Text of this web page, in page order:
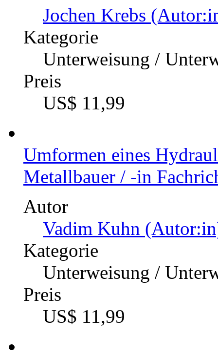
Jochen Krebs
Kategorie
Unterweisung /
Preis
US$ 11,99
Umformen eines
Metallbauer / -in
Autor
Vadim Kuhn
Kategorie
Unterweisung /
Preis
US$ 11,99